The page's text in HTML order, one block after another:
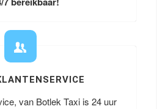
van Botlek Taxi is 24 uur